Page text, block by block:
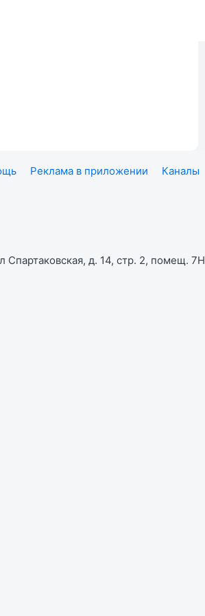
Реклама в приложении Каналы
д. 14, стр. 2, помещ. 7Н